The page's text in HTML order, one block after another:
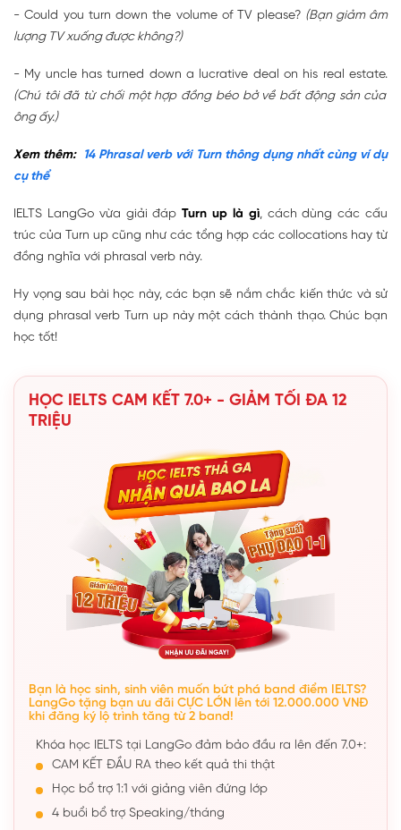
- Could you turn down the volume of TV please? (Bạn giảm âm
lượng TV xuống được không?)
- My uncle has turned down a lucrative deal on his real estate.
(Chú tôi đã từ chối một hợp đồng béo bở về bất động sản của
ông ấy.)
Xem thêm: 14 Phrasal verb với Turn thông dụng nhất cùng ví dụ
cụ thể
IELTS LangGo vừa giải đápTurn up là gì, cách dùng các cấu
trúc của Turn up cũng như các tổng hợp các collocations hay từ
đồng nghĩa với phrasal verb này.
Hy vọng sau bài học này, các bạn sẽ nắm chắc kiến thức và sử
dụng phrasal verb Turn up này một cách thành thạo. Chúc bạn
học tốt!
HỌC IELTS CAM KẾT 7.0+ - GIẢM TỐI ĐA 12
TRIỆU
Bạn là học sinh, sinh viên muốn bứt phá band điểm IELTS?
LangGo tặng bạn ưu đãi CỰC LỚN lên tới 12.000.000 VNĐ
khi đăng ký lộ trình tăng từ 2 band!
Khóa học IELTS tại LangGo đảm bảo đầu ra lên đến 7.0+:
CAM KẾT ĐẦU RA theo kết quả thi thật
Học bổ trợ 1:1 với giảng viên đứng lớp
4 buổi bổ trợ Speaking/tháng